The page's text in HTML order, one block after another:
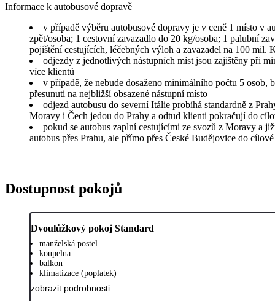
Informace k autobusové dopravě
v případě výběru autobusové dopravy je v ceně 1 místo v
zpět/osoba; 1 cestovní zavazadlo do 20 kg/osoba; 1 palubní
pojištění cestujících, léčebných výloh a zavazadel na 100 mil.
odjezdy z jednotlivých nástupních míst jsou zajištěny při
více klientů
v případě, že nebude dosaženo minimálního počtu 5 osob,
přesunuti na nejbližší obsazené nástupní místo
odjezd autobusu do severní Itálie probíhá standardně z
Moravy i Čech jedou do Prahy a odtud klienti pokračují do
pokud se autobus zaplní cestujícími ze svozů z Moravy a
autobus přes Prahu, ale přímo přes České Budějovice do cílové
Dostupnost pokojů
Dvoulůžkový pokoj Standard
manželská postel
koupelna
balkon
klimatizace (poplatek)
zobrazit podrobnosti